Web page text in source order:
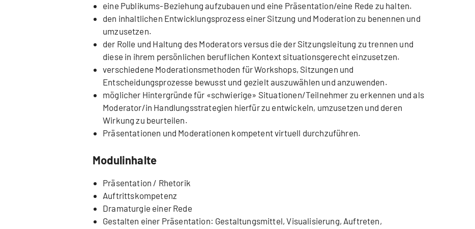
eine Publikums-Beziehung aufzubauen und eine Präsentation/eine Rede zu halten.
den inhaltlichen Entwicklungsprozess einer Sitzung und Moderation zu benennen und
umzusetzen.
der Rolle und Haltung des Moderators versus die der Sitzungsleitung zu trennen und
diese in ihrem persönlichen beruflichen Kontext situationsgerecht einzusetzen.
verschiedene Moderationsmethoden für Workshops, Sitzungen und
Entscheidungsprozesse bewusst und gezielt auszuwählen und anzuwenden.
möglicher Hintergründe für «schwierige» Situationen/Teilnehmer zu erkennen und als
Moderator/in Handlungsstrategien hierfür zu entwickeln, umzusetzen und deren
Wirkung zu beurteilen.
Präsentationen und Moderationen kompetent virtuell durchzuführen.
Modulinhalte
Präsentation / Rhetorik
Auftrittskompetenz
Dramaturgie einer Rede
Gestalten einer Präsentation: Gestaltungsmittel, Visualisierung, Auftreten,